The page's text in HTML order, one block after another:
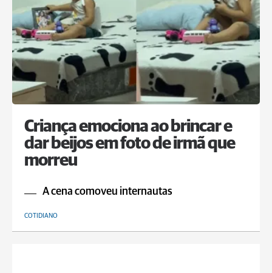
Criança emociona ao brincar e
dar beijos em foto de irmã que
morreu
A cena comoveu internautas
COTIDIANO